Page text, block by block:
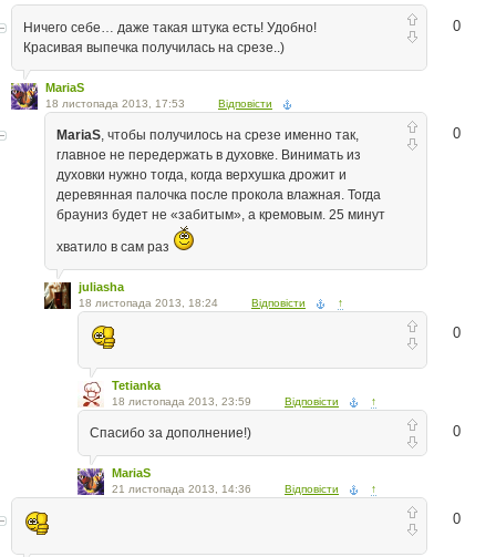
0
Ничего себе… даже такая штука есть! Удобно!
Красивая выпечка получилась на срезе..)
MariaS
18 листопада 2013, 17:53 Відповісти
0
MariaS, чтобы получилось на срезе именно так,
главное не передержать в духовке. Винимать из
духовки нужно тогда, когда верхушка дрожит и
деревянная палочка после прокола влажная. Тогда
брауниз будет не «забитым», а кремовым. 25 минут
хватило в сам раз
juliasha
18 листопада 2013, 18:24 Відповісти ↑
0
Tetianka
18 листопада 2013, 23:59 Відповісти ↑
0
Спасибо за дополнение!)
MariaS
21 листопада 2013, 14:36 Відповісти ↑
0